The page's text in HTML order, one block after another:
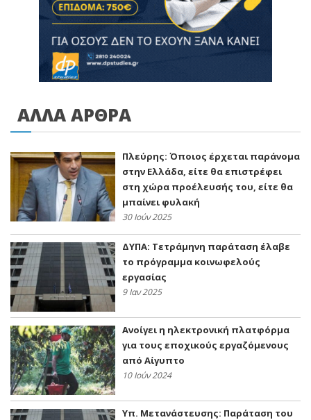
ΑΛΛΑ ΑΡΘΡΑ
Πλεύρης: Όποιος έρχεται παράνομα
στην Ελλάδα, είτε θα επιστρέφει
στη χώρα προέλευσής του, είτε θα
μπαίνει φυλακή
30 Ιούν 2025
ΔΥΠΑ: Τετράμηνη παράταση έλαβε
το πρόγραμμα κοινωφελούς
εργασίας
9 Ιαν 2025
Ανοίγει η ηλεκτρονική πλατφόρμα
για τους εποχικούς εργαζόμενους
από Αίγυπτο
10 Ιούν 2024
Υπ. Μετανάστευσης: Παράταση του